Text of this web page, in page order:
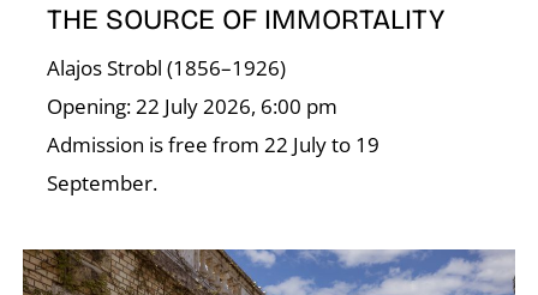
THE SOURCE OF IMMORTALITY
Alajos Strobl (1856–1926)
Opening: 22 July 2026, 6:00 pm
Admission is free from 22 July to 19
September.